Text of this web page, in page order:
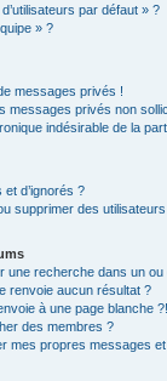
par défaut » ?
» ?
messages privés !
messages privés non
indésirable de la
et d’ignorés ?
supprimer des utilisateurs
une recherche dans un
renvoie aucun résultat ?
à une page blanche ?!
des membres ?
mes propres messages